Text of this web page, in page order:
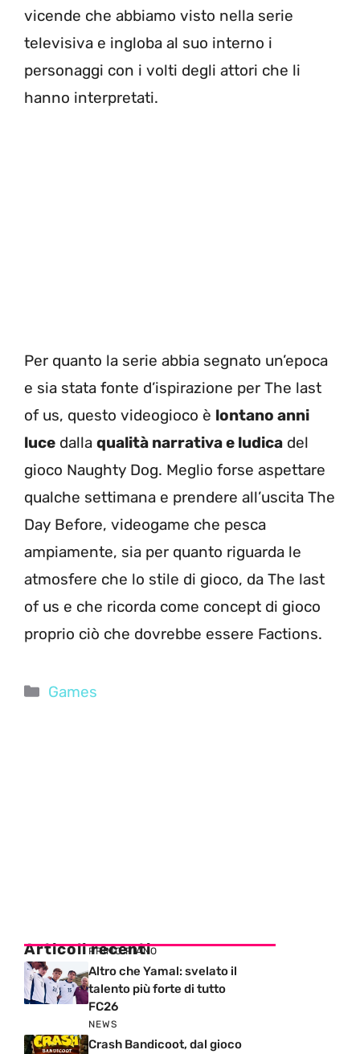
vicende che abbiamo visto nella serie
televisiva e ingloba al suo interno i
personaggi con i volti degli attori che li
hanno interpretati.
Per quanto la serie abbia segnato un’epoca
e sia stata fonte d’ispirazione per The last
of us, questo videogioco è lontano anni
luce dalla qualità narrativa e ludica del
gioco Naughty Dog. Meglio forse aspettare
qualche settimana e prendere all’uscita The
Day Before, videogame che pesca
ampiamente, sia per quanto riguarda le
atmosfere che lo stile di gioco, da The last
of us e che ricorda come concept di gioco
proprio ciò che dovrebbe essere Factions.
Categorie
Games
Articoli recenti
PRIMO PIANO
Altro che Yamal: svelato il
talento più forte di tutto
FC26
NEWS
Crash Bandicoot, dal gioco